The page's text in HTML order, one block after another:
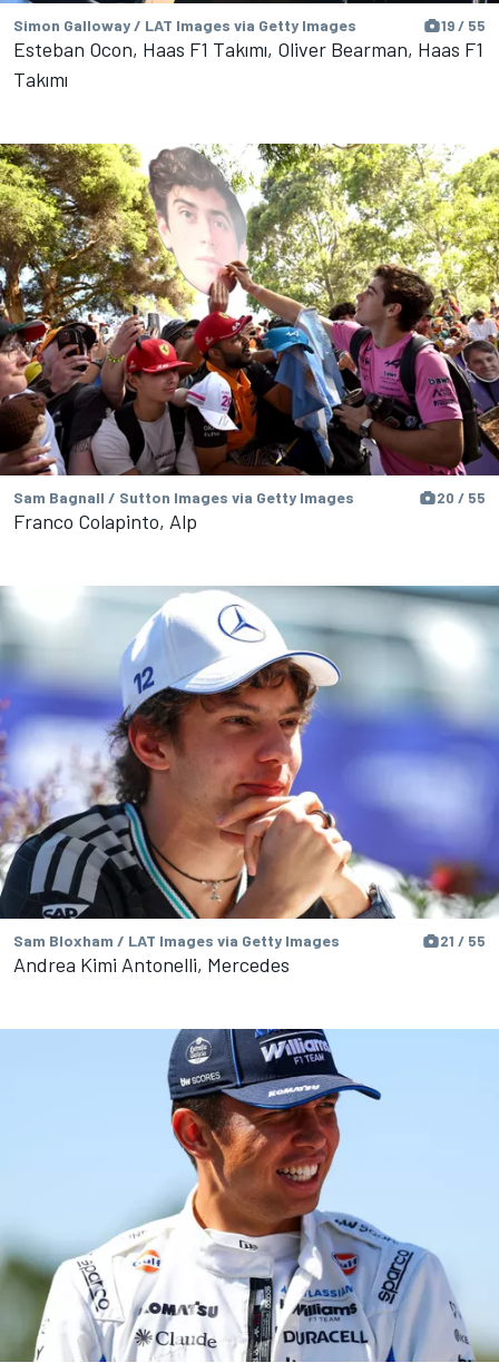
Simon Galloway / LAT Images via Getty Images 19 / 55
Esteban Ocon, Haas F1 Takımı, Oliver Bearman, Haas F1
Takımı
Sam Bagnall / Sutton Images via Getty Images 20 / 55
Franco Colapinto, Alp
Sam Bloxham / LAT Images via Getty Images 21 / 55
Andrea Kimi Antonelli, Mercedes